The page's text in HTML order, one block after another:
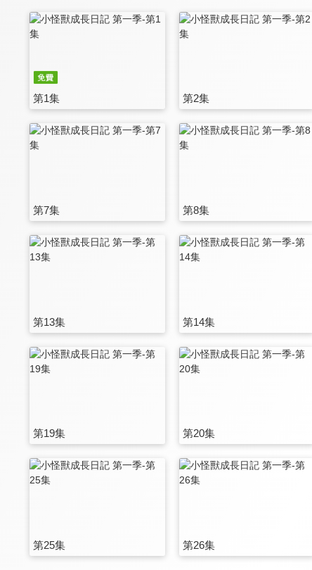
第1集 第2集
第7集 第8集
第13集 第14集
第19集 第20集
第25集 第26集